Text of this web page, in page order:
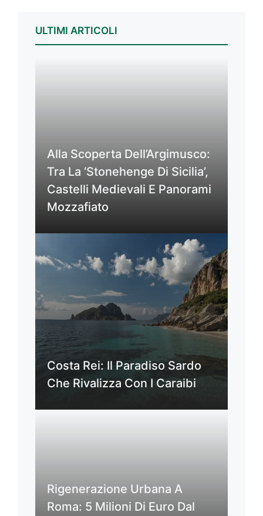
ULTIMI ARTICOLI
Alla Scoperta Dell’Argimusco:
Tra La ‘Stonehenge Di Sicilia’,
Castelli Medievali E Panorami
Mozzafiato
Costa Rei: Il Paradiso Sardo
Che Rivalizza Con I Caraibi
Rigenerazione Urbana A
Roma: 5 Milioni Di Euro Dal